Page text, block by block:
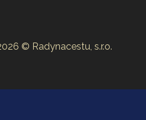
© Radynacestu, s.r.o.